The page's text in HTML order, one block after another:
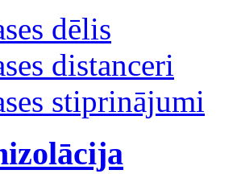
dēlis
distanceri
stiprinājumi